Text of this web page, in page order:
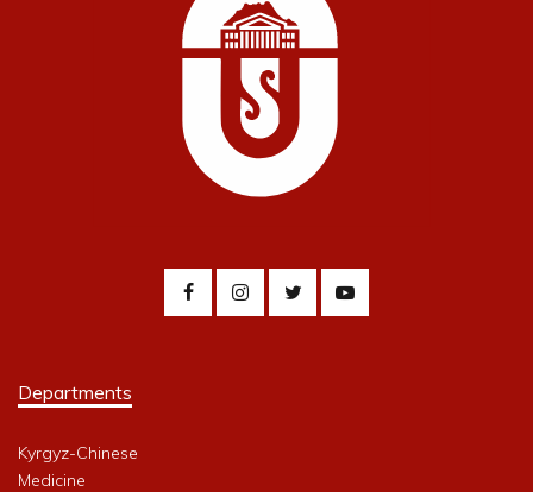
Departments
Kyrgyz-Chinese
Medicine